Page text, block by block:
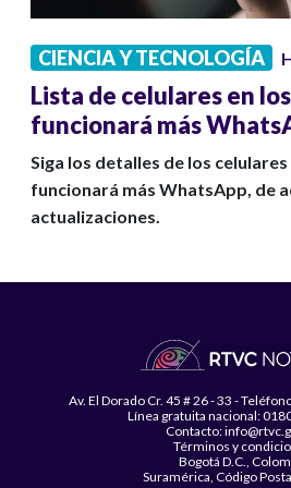
CIENCIA Y TECNOLOGÍA
Lista de celulares en
funcionará más
Siga los detalles de los celulares
funcionará más WhatsApp, de
actualizaciones.
Av. El Dorado Cr. 45 # 26 - 33 -
Línea gratuita nacional:
Contacto:
Términos y
Bogotá D.C.,
Suramérica, Código